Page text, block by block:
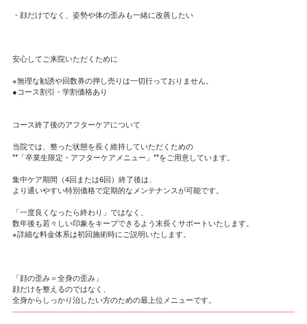
・顔だけでなく、姿勢や体の歪みも一緒に改善したい
安心してご来院いただくために
※無理な勧誘や回数券の押し売りは一切行っておりません。
●コース割引・学割価格あり
コース終了後のアフターケアについて
当院では、整った状態を長く維持していただくための
**「卒業生限定・アフターケアメニュー」**をご用意しています。
集中ケア期間（4回または6回）終了後は、
より通いやすい特別価格で定期的なメンテナンスが可能です。
「一度良くなったら終わり」ではなく、
数年後も若々しい印象をキープできるよう末長くサポートいたします。
※詳細な料金体系は初回施術時にご説明いたします。
「顔の歪み＝全身の歪み」
顔だけを整えるのではなく、
全身からしっかり治したい方のための最上位メニューです。